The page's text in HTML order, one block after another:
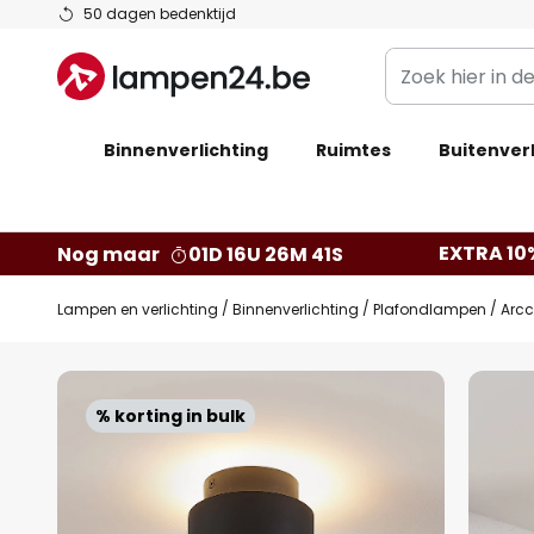
50 dagen bedenktijd
Ga
de
inhoud
Zoek
hier
de
Binnenverlichting Ruimtes
Nog maar 01D 16U 26M 40S EXTRA
Lampen en verlichting Binnenverlichting Plafondlampen
% korting in bulk
Ga
naar